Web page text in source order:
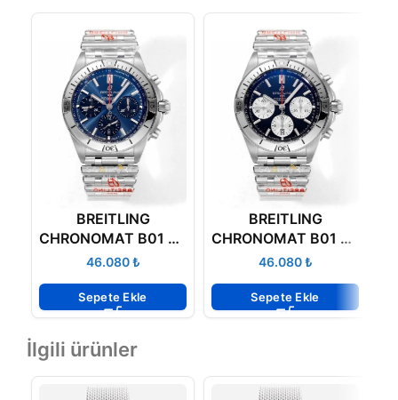
BREITLING
CHRONOMAT B01 42
AB0134101C1A1
₺
Sepete Ekle
BREITLING
CHRONOMAT B01 42
AB0134101B1A1
₺
Sepete Ekle
İlgili ürünler